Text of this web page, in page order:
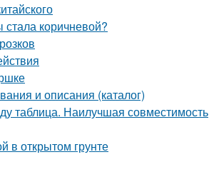
коричневой?
и описания (каталог)
таблица. Наилучшая совместимость
в открытом грунте